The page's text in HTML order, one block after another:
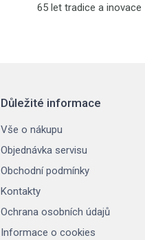
65 let tradice a inovace
Důležité informace
Vše o nákupu
Objednávka servisu
Obchodní podmínky
Kontakty
Ochrana osobních údajů
Informace o cookies